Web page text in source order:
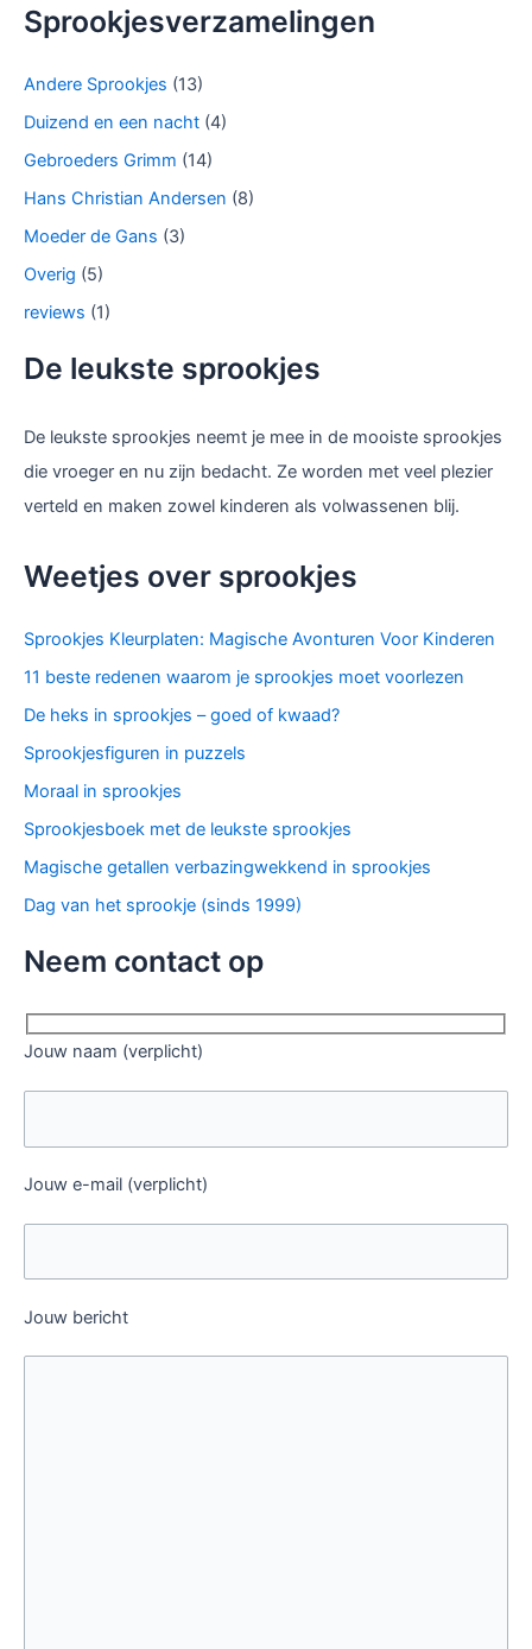
Sprookjesverzamelingen
Andere Sprookjes (13)
Duizend en een nacht (4)
Gebroeders Grimm (14)
Hans Christian Andersen (8)
Moeder de Gans (3)
Overig (5)
reviews (1)
De leukste sprookjes
De leukste sprookjes neemt je mee in de mooiste sprookjes
die vroeger en nu zijn bedacht. Ze worden met veel plezier
verteld en maken zowel kinderen als volwassenen blij.
Weetjes over sprookjes
Sprookjes Kleurplaten: Magische Avonturen Voor Kinderen
11 beste redenen waarom je sprookjes moet voorlezen
De heks in sprookjes – goed of kwaad?
Sprookjesfiguren in puzzels
Moraal in sprookjes
Sprookjesboek met de leukste sprookjes
Magische getallen verbazingwekkend in sprookjes
Dag van het sprookje (sinds 1999)
Neem contact op
Jouw naam (verplicht)
Jouw e-mail (verplicht)
Jouw bericht